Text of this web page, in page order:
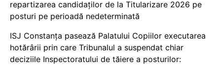
repartizarea candidaților de la Titularizare 2026 pe
posturi pe perioadă nedeterminată
ISJ Constanța pasează Palatului Copiilor executarea
hotărârii prin care Tribunalul a suspendat chiar
deciziile Inspectoratului de tăiere a posturilor: